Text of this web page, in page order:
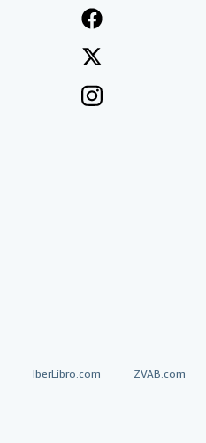
IberLibro.com ZVAB.com